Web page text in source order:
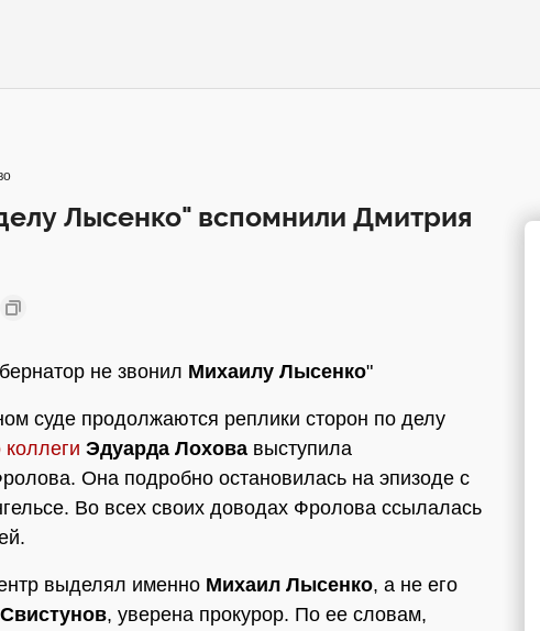
Лысенко" вспомнили Дмитрия
не звонил Михаилу Лысенко"
суде продолжаются реплики сторон по делу
коллеги Эдуарда Лохова выступила
Она подробно остановилась на эпизоде с
Во всех своих доводах Фролова ссылалась
выделял именно Михаил Лысенко, а не его
, уверена прокурор. По ее словам,